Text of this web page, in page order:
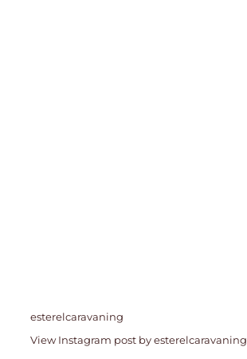
esterelcaravaning
View Instagram post by esterelcaravaning